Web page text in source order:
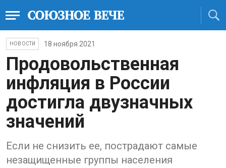
НОВОСТИ 18 ноября 2021
Продовольственная
инфляция в России
достигла двузначных
значений
Если не снизить ее, пострадают самые
незащищенные группы населения